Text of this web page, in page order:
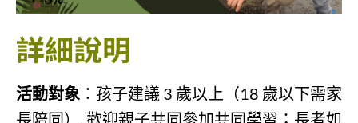
詳細說明
活動對象 ：孩子建議 3 歲以上（18 歲以下需家